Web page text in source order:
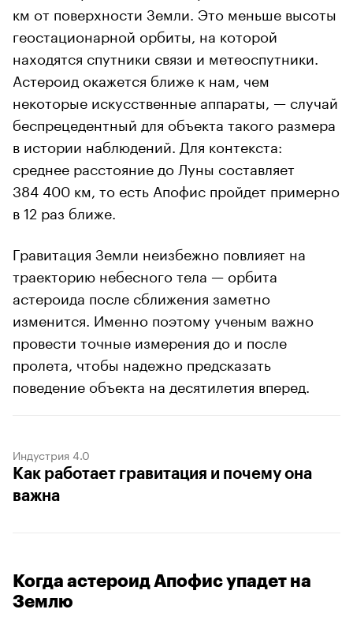
км от поверхности Земли. Это меньше высоты
геостационарной орбиты, на которой
находятся спутники связи и метеоспутники.
Астероид окажется ближе к нам, чем
некоторые искусственные аппараты, — случай
беспрецедентный для объекта такого размера
в истории наблюдений. Для контекста:
среднее расстояние до Луны составляет
384 400 км, то есть Апофис пройдет примерно
в 12 раз ближе.
Гравитация Земли неизбежно повлияет на
траекторию небесного тела — орбита
астероида после сближения заметно
изменится. Именно поэтому ученым важно
провести точные измерения до и после
пролета, чтобы надежно предсказать
поведение объекта на десятилетия вперед.
Индустрия 4.0
Как работает гравитация и почему она
важна
Когда астероид Апофис упадет на
Землю